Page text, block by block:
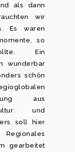
als dann
wir
Es waren
so
Ein
wunderbar
schön
aus
und
soll hier
gearbeitet